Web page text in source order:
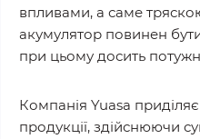
впливами, а саме
акумулятор повинен
при цьому досить
Компанія Yuasa
продукції, здійснюючи